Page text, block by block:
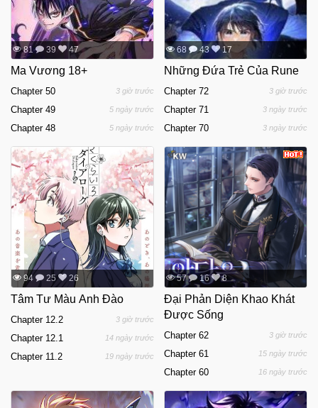
81 39 47
Ma Vương 18+
Chapter 50 3 giờ trước
Chapter 49 5 ngày trước
Chapter 48 5 ngày trước
68 43 17
Những Đứa Trẻ Của Rune
Chapter 72 3 giờ trước
Chapter 71 3 ngày trước
Chapter 70 3 ngày trước
94 25 26
Tâm Tư Màu Anh Đào
Chapter 12.2 3 giờ trước
Chapter 12.1 14 ngày trước
Chapter 11.2 19 ngày trước
57 16 8
Đại Phản Diện Khao Khát
Được Sống
Chapter 62 3 giờ trước
Chapter 61 15 ngày trước
Chapter 60 16 ngày trước